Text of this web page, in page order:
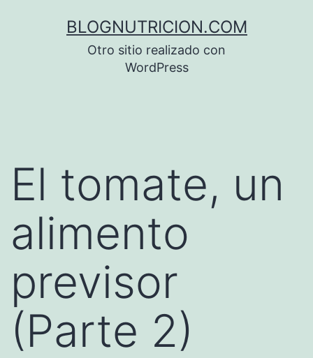
BLOGNUTRICION.COM
Otro sitio realizado con
WordPress
El tomate, un
alimento
previsor
(Parte 2)